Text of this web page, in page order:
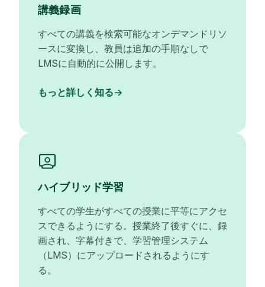
講義録画
すべての講義を検索可能なオンデマンドリソ
ースに変換し、教員は追加の手順なしで
LMSに自動的に公開します。
もっと詳しく知る
ハイブリッド学習
すべての学生がすべての授業に平等にアクセ
スできるようにする。授業終了後すぐに、録
画され、字幕付きで、学習管理システム
（LMS）にアップロードされるようにす
る。